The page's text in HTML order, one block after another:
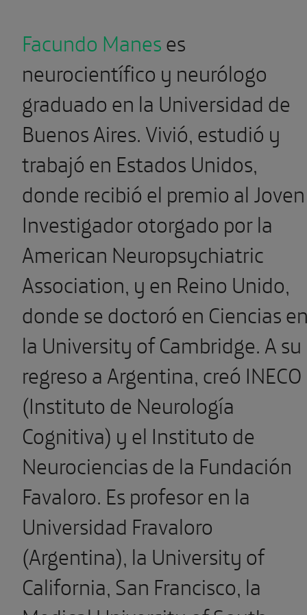
Facundo Maneses
neurocientífico y neurólogo
graduado en la Universidad de
Buenos Aires. Vivió, estudió y
trabajó en Estados Unidos,
donde recibió el premio al Joven
Investigador otorgado por la
American Neuropsychiatric
Association, y en Reino Unido,
donde se doctoró en Ciencias
la University of Cambridge. A su
regreso a Argentina, creó INECO
(Instituto de Neurología
Cognitiva) y el Instituto de
Neurociencias de la Fundación
Favaloro. Es profesor en la
Universidad Fravaloro
(Argentina), la University of
California, San Francisco, la